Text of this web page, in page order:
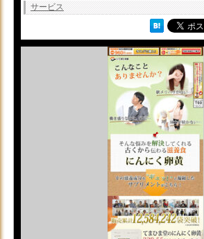
サービス